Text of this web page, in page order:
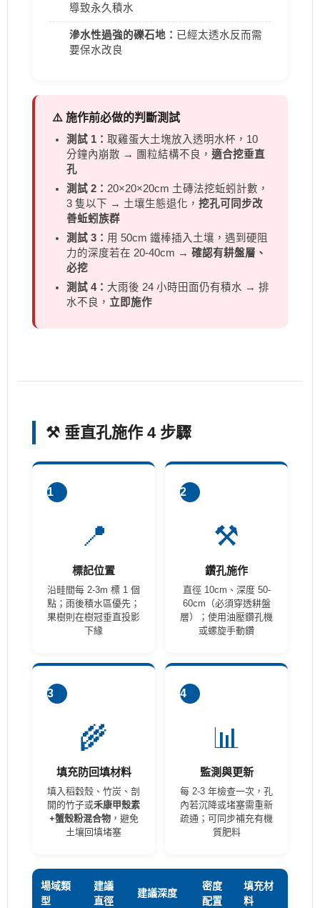
導致永久積水
滲水性過強的礫石地： 已經太透水反而需
要保水改良
⚠️ 施作前必做的判斷測試
測試 1： 取雞蛋大土塊放入透明水杯，10
分鐘內崩散 → 團粒結構不良， 適合挖垂直
孔
測試 2： 20×20×20cm 土磚法挖蚯蚓計數，
3 隻以下 → 土壤生態退化， 挖孔可同步改
善蚯蚓族群
測試 3： 用 50cm 鐵棒插入土壤，遇到硬阻
力的深度若在 20-40cm → 確認有耕盤層、
必挖
測試 4： 大雨後 24 小時田面仍有積水 → 排
水不良， 立即施作
⚒️ 垂直孔施作 4 步驟
1
📍
標記位置
沿畦間每 2-3m 標 1 個
點；雨後積水區優先；
果樹則在樹冠垂直投影
下緣
2
⚒️
鑽孔施作
直徑 10cm、深度 50-
60cm（必須穿透耕盤
層）；使用油壓鑽孔機
或螺旋手動鑽
3
🌾
填充防回填材料
填入稻穀殼、竹炭、剖
開的竹子或禾康甲殼素
+蟹殼粉混合物，避免
土壤回填堵塞
4
📊
監測與更新
每 2-3 年檢查一次，孔
內若沉降或堵塞需重新
疏通；可同步補充有機
質肥料
場域類
型
建議
直徑
建議深度
密度
配置
填充材
料